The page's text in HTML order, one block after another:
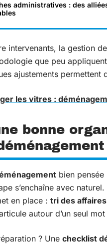
administratives : des
intervenants, la gestion
que peu
ajustements permettent
les vitres :
bonne
bien pensée
s’enchaîne avec
en place : tri des affaires
autour d’un seul
? Une checklist